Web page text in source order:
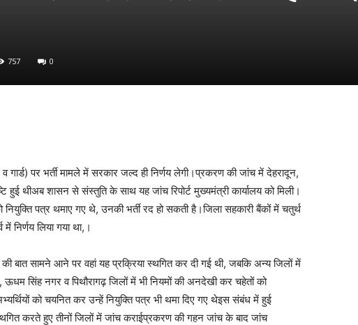
757 0
गार्ड) पर भर्ती मामले में सरकार जल्द ही निर्णय लेगी।प्रकरण की जांच में देहरादून,
हुई थीअब शासन से संस्तुति के साथ यह जांच रिपोर्ट मुख्यमंत्री कार्यालय को मिली।
नियुक्ति पत्र थमाए गए थे, उनकी भर्ती रद हो सकती है।जिला सहकारी बैंकों में चतुर्थ
निर्णय लिया गया था,।
की बात सामने आने पर वहां यह प्रक्रिया स्थगित कर दी गई थी, जबकि अन्य जिलों में
ऊधम सिंह नगर व पिथौरागढ़ जिलों में भी नियमों की अनदेखी कर चहेतों को
को चयनित कर उन्हें नियुक्ति पत्र भी थमा दिए गए थेइस संबंध में हुई
करते हुए तीनों जिलों में जांच कराईप्रकरण की गहन जांच के बाद जांच